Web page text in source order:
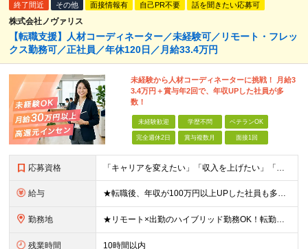
終了間近 その他 面接情報有 自己PR不要 話を聞きたい応募可
株式会社ノヴァリス
【転職支援】人材コーディネーター／未経験可／リモート・フレッ
クス勤務可／正社員／年休120日／月給33.4万円
未経験から人材コーディネーターに挑戦！ 月給3
3.4万円＋賞与年2回で、年収UPした社員が多
数！
未経験歓迎 学歴不問 ベテランOK
完全週休2日 賞与複数月 面接1回
応募資格 「キャリアを変えたい」「収入を上げたい」「将来に強いスキルを身につけたい」方歓迎！ ・未経験歓迎 ・学歴不問 ・第二新卒歓迎 ＼経験やスキルではなく、“これから”を重視します／ 「今のままでいい
給与 ★転職後、年収が100万円以上UPした社員も多数！ 月給33.4万円～45万円＋諸手当＋賞与年2回 ※インセンティブ充実 直近の最高インセンティブ：月50万円 全社員の平均インセンティブ：月10
勤務地 ★リモート×出勤のハイブリッド勤務OK！転勤なし！U・Ｉターン歓迎！ 東京、神奈川、埼玉、千葉、愛知、大阪、兵庫、京都、広島、福岡をはじめとする全国各地のプロジェクト先。 プライム上場、グロース上
残業時間 10時間以内